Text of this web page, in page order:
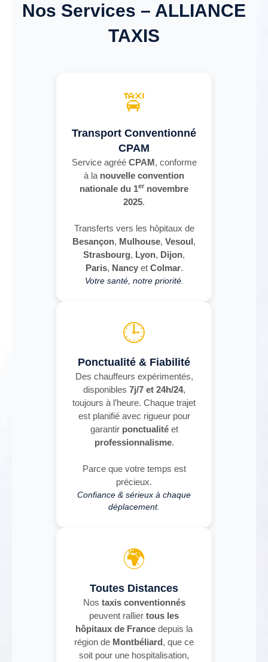
Nos Services – ALLIANCE
TAXIS
🚖
Transport Conventionné
CPAM
Service agréé CPAM, conforme
à la nouvelle convention
nationale du 1er novembre
2025.
Transferts vers les hôpitaux de
Besançon, Mulhouse, Vesoul,
Strasbourg, Lyon, Dijon,
Paris, Nancyet Colmar.
Votre santé, notre priorité.
🕒
Ponctualité & Fiabilité
Des chauffeurs expérimentés,
disponibles 7j/7 et 24h/24,
toujours à l’heure. Chaque trajet
est planifié avec rigueur pour
garantir ponctualitéet
professionnalisme.
Parce que votre temps est
précieux.
Confiance & sérieux à chaque
déplacement.
🌍
Toutes Distances
Nos taxis conventionnés
peuvent rallier tous les
hôpitaux de France depuis la
région de Montbéliard, que ce
soit pour une hospitalisation,